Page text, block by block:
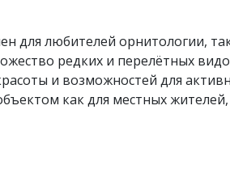
для любителей орнитологии,
редких и перелётных
и возможностей для
как для местных жителей,